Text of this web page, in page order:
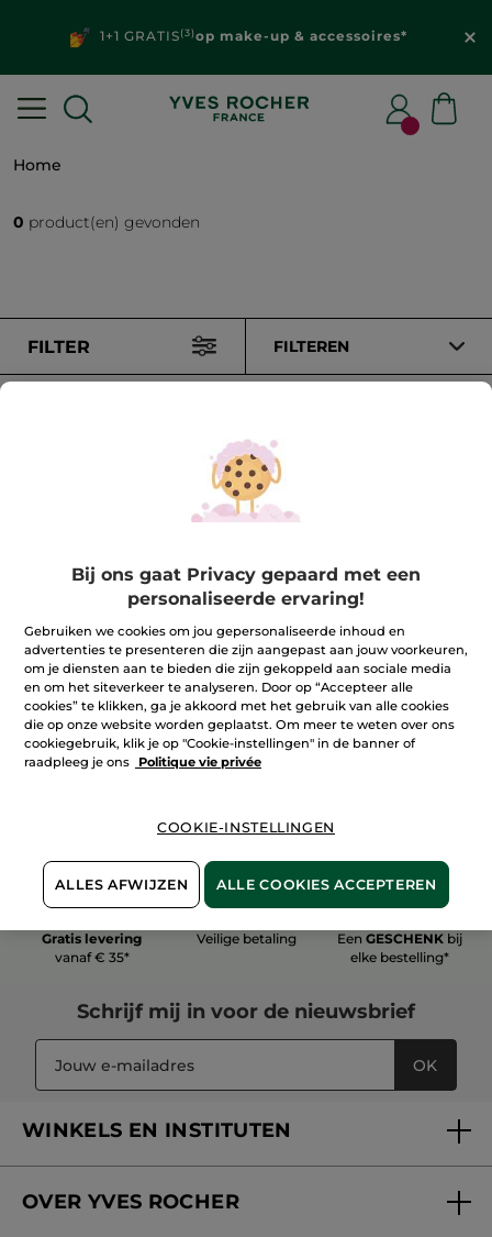
1+1 GRATIS(3)op make-up & accessoires*
Home
0 product(en) gevonden
FILTER FILTEREN
100% plantaardig
60 hectare
biologische velden
Meer zien
Gratis levering
vanaf € 35*
Veilige betaling EenGESCHENK bij
elke bestelling*
Schrijf mij in voor de nieuwsbrief
OK
WINKELS EN INSTITUTEN
Verzorging in onze Schoonheidsinstituten
OVER YVES ROCHER
Bij ons gaat Privacy gepaard met een
personaliseerde ervaring!
Gebruiken we cookies om jou gepersonaliseerde inhoud en
advertenties te presenteren die zijn aangepast aan jouw voorkeuren,
om je diensten aan te bieden die zijn gekoppeld aan sociale media
en om het siteverkeer te analyseren. Door op “Accepteer alle
cookies” te klikken, ga je akkoord met het gebruik van alle cookies
die op onze website worden geplaatst. Om meer te weten over ons
cookiegebruik, klik je op "Cookie-instellingen" in de banner of
raadpleeg je ons
Politique vie privée
COOKIE-INSTELLINGEN
ALLES AFWIJZEN ALLE COOKIES ACCEPTEREN